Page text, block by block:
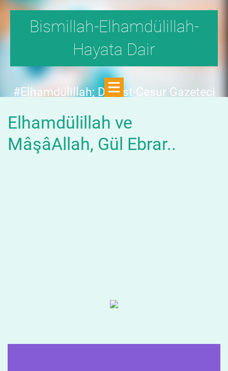
Bismillah-Elhamdülillah-
Hayata Dair
#Elhamdülillah; Dürüst-Cesur Gazeteci
Dergisi,fetö tehlikesini SAYFA SAYFA
yazdı;FAKAT KİMSE KILINI
KIPIRDATMADI!"DEDİ.
Elhamdülillah ve
MâşâAllah, Gül Ebrar..